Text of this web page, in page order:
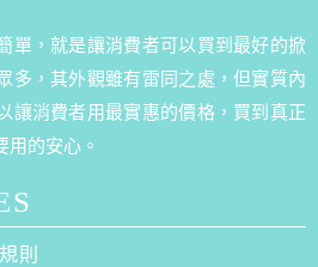
單，就是讓消費者可以買到最好的掀
多，其外觀雖有雷同之處，但實質內
讓消費者用最實惠的價格，買到真正
用的安心。
則